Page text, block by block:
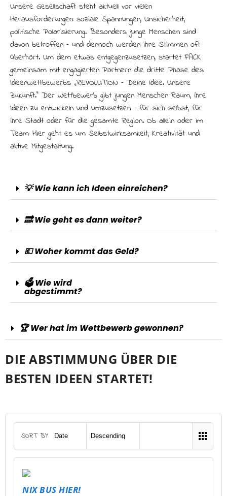
Unsere Gesellschaft steht aktuell vor vielen
Herausforderungen: soziale Spannungen, Unsicherheit,
politische Polarisierung. Besonders junge Menschen sind
davon betroffen – und dennoch werden ihre Stimmen oft
überhört. Um dem etwas entgegenzusetzen, startet FACK
gemeinsam mit engagierten Partnern die dritte Phase des
Ideenwettbewerbs „R:EVOLUTION – Deine Idee. Unsere
Zukunft.“ Der Wettbewerb gibt jungen Menschen Raum, ihre
Ideen zu entwickeln und umzusetzen – für sich selbst, für
ihre Stadt oder für die gesamte Region. Ob allein oder im
Team: Hier geht es um Selbstwirksamkeit, Kreativität und
aktive Mitgestaltung.
💡 Wie kann ich Ideen einreichen?
🔜 Wie geht es dann weiter?
💶 Woher kommt das Geld?
🗳️ Wie wird
abgestimmt?
🏆 Wer hat im Wettbewerb gewonnen?
DIE ABSTIMMUNG ÜBER DIE
BESTEN IDEEN STARTET!
SORT BY
NIX BUS HIER!